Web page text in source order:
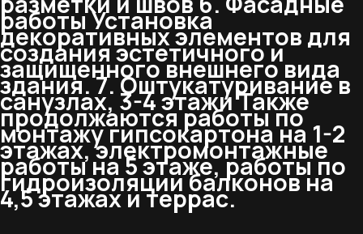
работы Установка
декоративных элементов для
создания эстетичного и
защищенного внешнего вида
здания. 7. Оштукатуривание в
санузлах, 3-4 этажи Также
продолжаются работы по
монтажу гипсокартона на 1-2
этажах, электромонтажные
работы на 5 этаже, работы по
гидроизоляции балконов на
4,5 этажах и террас.